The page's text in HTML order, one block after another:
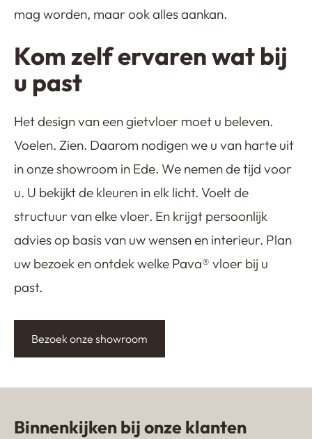
mag worden, maar ook alles aankan.
Kom zelf ervaren wat bij
u past
Het design van een gietvloer moet u beleven.
Voelen. Zien. Daarom nodigen we u van harte uit
in onze showroom in Ede. We nemen de tijd voor
u. U bekijkt de kleuren in elk licht. Voelt de
structuur van elke vloer. En krijgt persoonlijk
advies op basis van uw wensen en interieur. Plan
uw bezoek en ontdek welke Pava® vloer bij u
past.
Bezoek onze showroom
Binnenkijken bij onze klanten